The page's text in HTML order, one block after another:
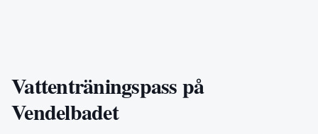
Vattenträningspass på
Vendelbadet